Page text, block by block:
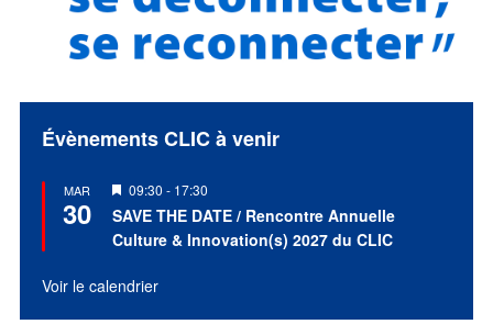
Évènements CLIC à venir
MAR
30
Mis
en
avant
09:30 - 17:30
SAVE THE DATE / Rencontre Annuelle
Culture & Innovation(s) 2027 du CLIC
Voir le calendrier